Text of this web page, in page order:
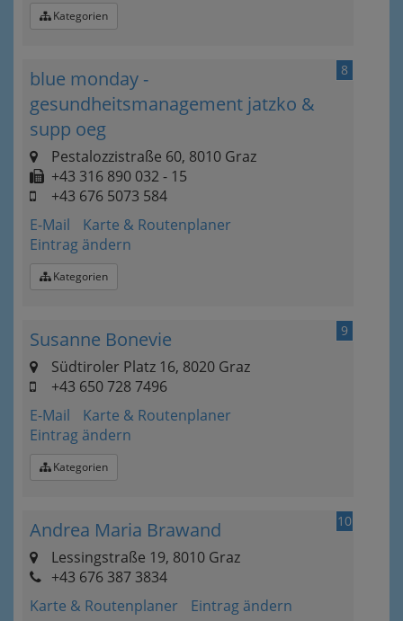
Kategorien
8
blue monday -
gesundheitsmanagement jatzko &
supp oeg
Pestalozzistraße 60, 8010 Graz
+43 316 890 032 - 15
+43 676 5073 584
E-Mail
Karte & Routenplaner
Eintrag ändern
Kategorien
9
Susanne Bonevie
Südtiroler Platz 16, 8020 Graz
+43 650 728 7496
E-Mail
Karte & Routenplaner
Eintrag ändern
Kategorien
10
Andrea Maria Brawand
Lessingstraße 19, 8010 Graz
+43 676 387 3834
Karte & Routenplaner
Eintrag ändern